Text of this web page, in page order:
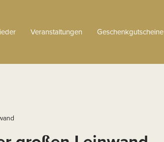
Veranstaltungen Geschenkgutscheine